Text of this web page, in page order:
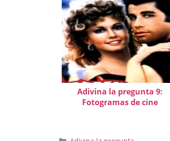
Adivina la pregunta 9:
Fotogramas de cine